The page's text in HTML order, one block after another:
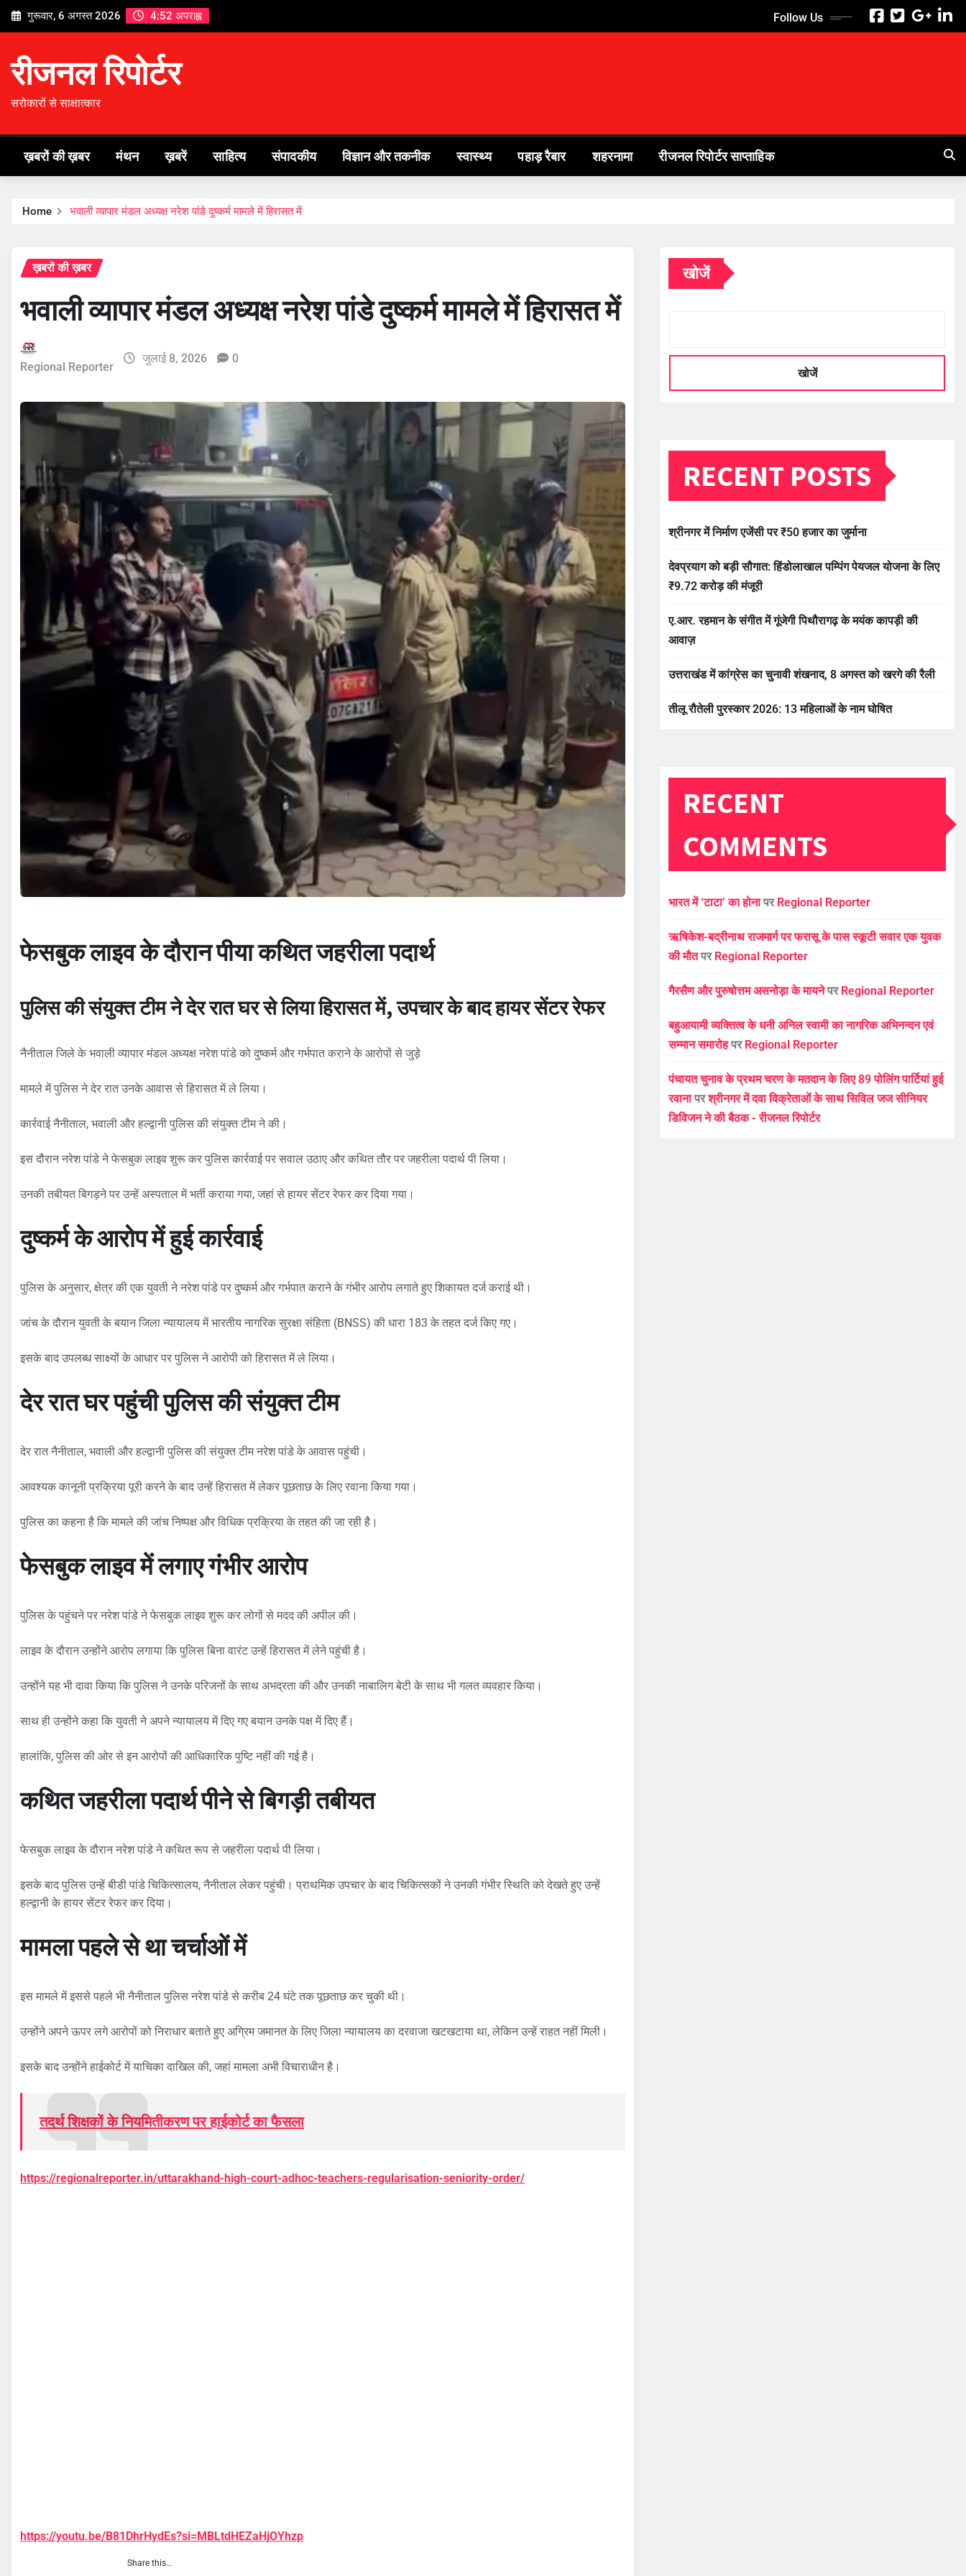
Skip
गुरूवार, 6 अगस्त 2026 4:52 अपराह्न Follow Us
रीजनल रिपोर्टर
सरोकारों से साक्षात्कार
ख़बरों की ख़बर मंथन ख़बरें साहित्य संपादकीय विज्ञान और तकनीक स्वास्थ्य पहाड़ रैबार शहरनामा रीजनल रिपोर्टर साप्ताहिक
Home भवाली व्यापार मंडल अध्यक्ष नरेश पांडे दुष्कर्म मामले में हिरासत में
ख़बरों की ख़बर
भवाली व्यापार मंडल अध्यक्ष नरेश पांडे दुष्कर्म मामले में हिरासत में
Regional Reporter
जुलाई 8, 2026 0
फेसबुक लाइव के दौरान पीया कथित जहरीला पदार्थ
पुलिस की संयुक्त टीम ने देर रात घर से लिया हिरासत में, उपचार के बाद हायर सेंटर रेफर
नैनीताल जिले के भवाली व्यापार मंडल अध्यक्ष नरेश पांडे को दुष्कर्म और गर्भपात कराने के आरोपों से जुड़े
मामले में पुलिस ने देर रात उनके आवास से हिरासत में ले लिया।
कार्रवाई नैनीताल, भवाली और हल्द्वानी पुलिस की संयुक्त टीम ने की।
इस दौरान नरेश पांडे ने फेसबुक लाइव शुरू कर पुलिस कार्रवाई पर सवाल उठाए और कथित तौर पर जहरीला पदार्थ पी लिया।
उनकी तबीयत बिगड़ने पर उन्हें अस्पताल में भर्ती कराया गया, जहां से हायर सेंटर रेफर कर दिया गया।
दुष्कर्म के आरोप में हुई कार्रवाई
पुलिस के अनुसार, क्षेत्र की एक युवती ने नरेश पांडे पर दुष्कर्म और गर्भपात कराने के गंभीर आरोप लगाते हुए शिकायत दर्ज कराई थी।
जांच के दौरान युवती के बयान जिला न्यायालय में भारतीय नागरिक सुरक्षा संहिता (BNSS) की धारा 183 के तहत दर्ज किए गए।
इसके बाद उपलब्ध साक्ष्यों के आधार पर पुलिस ने आरोपी को हिरासत में ले लिया।
देर रात घर पहुंची पुलिस की संयुक्त टीम
देर रात नैनीताल, भवाली और हल्द्वानी पुलिस की संयुक्त टीम नरेश पांडे के आवास पहुंची।
आवश्यक कानूनी प्रक्रिया पूरी करने के बाद उन्हें हिरासत में लेकर पूछताछ के लिए रवाना किया गया।
पुलिस का कहना है कि मामले की जांच निष्पक्ष और विधिक प्रक्रिया के तहत की जा रही है।
फेसबुक लाइव में लगाए गंभीर आरोप
पुलिस के पहुंचने पर नरेश पांडे ने फेसबुक लाइव शुरू कर लोगों से मदद की अपील की।
लाइव के दौरान उन्होंने आरोप लगाया कि पुलिस बिना वारंट उन्हें हिरासत में लेने पहुंची है।
उन्होंने यह भी दावा किया कि पुलिस ने उनके परिजनों के साथ अभद्रता की और उनकी नाबालिग बेटी के साथ भी गलत व्यवहार किया।
साथ ही उन्होंने कहा कि युवती ने अपने न्यायालय में दिए गए बयान उनके पक्ष में दिए हैं।
हालांकि, पुलिस की ओर से इन आरोपों की आधिकारिक पुष्टि नहीं की गई है।
कथित जहरीला पदार्थ पीने से बिगड़ी तबीयत
फेसबुक लाइव के दौरान नरेश पांडे ने कथित रूप से जहरीला पदार्थ पी लिया।
इसके बाद पुलिस उन्हें बीडी पांडे चिकित्सालय, नैनीताल लेकर पहुंची। प्राथमिक उपचार के बाद चिकित्सकों ने उनकी गंभीर स्थिति को देखते हुए उन्हें
हल्द्वानी के हायर सेंटर रेफर कर दिया।
मामला पहले से था चर्चाओं में
इस मामले में इससे पहले भी नैनीताल पुलिस नरेश पांडे से करीब 24 घंटे तक पूछताछ कर चुकी थी।
उन्होंने अपने ऊपर लगे आरोपों को निराधार बताते हुए अग्रिम जमानत के लिए जिला न्यायालय का दरवाजा खटखटाया था, लेकिन उन्हें राहत नहीं मिली।
इसके बाद उन्होंने हाईकोर्ट में याचिका दाखिल की, जहां मामला अभी विचाराधीन है।
तदर्थ शिक्षकों के नियमितीकरण पर हाईकोर्ट का फैसला
https://regionalreporter.in/uttarakhand-high-court-adhoc-teachers-regularisation-seniority-order/
https://youtu.be/B81DhrHydEs?si=MBLtdHEZaHjOYhzp
Share this…
खोजें
खोजें
RECENT POSTS
श्रीनगर में निर्माण एजेंसी पर ₹50 हजार का जुर्माना
देवप्रयाग को बड़ी सौगात: हिंडोलाखाल पम्पिंग पेयजल योजना के लिए
₹9.72 करोड़ की मंजूरी
ए.आर. रहमान के संगीत में गूंजेगी पिथौरागढ़ के मयंक कापड़ी की
आवाज़
उत्तराखंड में कांग्रेस का चुनावी शंखनाद, 8 अगस्त को खरगे की रैली
तीलू रौतेली पुरस्कार 2026: 13 महिलाओं के नाम घोषित
RECENT
COMMENTS
भारत में ‘टाटा’ का होनापर Regional Reporter
ऋषिकेश-बद्रीनाथ राजमार्ग पर फरासू के पास स्कूटी सवार एक युवक
की मौतपर Regional Reporter
गैरसैण और पुरुषोत्तम असनोड़ा के मायनेपर Regional Reporter
बहुआयामी व्यक्तित्व के धनी अनिल स्वामी का नागरिक अभिनन्दन एवं
सम्मान समारोहपर Regional Reporter
पंचायत चुनाव के प्रथम चरण के मतदान के लिए 89 पोलिंग पार्टियां हुई
रवानापरश्रीनगर में दवा विक्रेताओं के साथ सिविल जज सीनियर
डिविजन ने की बैठक - रीजनल रिपोर्टर